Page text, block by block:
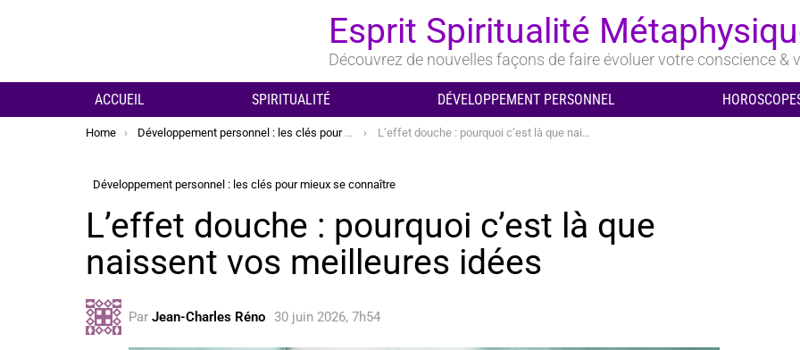
Esprit Spiritualité
Découvrez de nouvelles façons de faire évoluer votre conscience &
ACCUEIL SPIRITUALITÉ DÉVELOPPEMENT PERSONNEL
You are here:
Home Développement personnel : les clés pour mieux se connaître L’effet douche : pourquoi c’est là que naissent vos meilleures idées
Développement personnel : les clés pour mieux se connaître
L’effet douche : pourquoi c’est là que
naissent vos meilleures idées
Par Jean-Charles Réno 30 juin 2026, 7h54